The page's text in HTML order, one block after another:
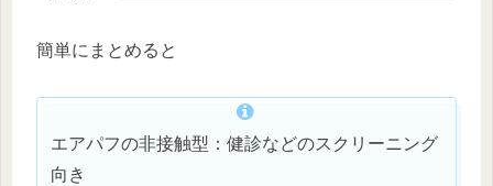
簡単にまとめると
エアパフの非接触型：健診などのスクリーニング
向き